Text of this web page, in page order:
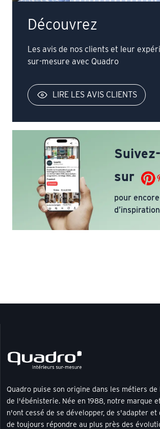
Découvrez
Les avis de nos clients et leur
sur-mesure avec Quadro
LIRE LES AVIS CLIENTS
sur
pour
Quadro puise son origine dans les métiers
de l'ébénisterie. Née en 1988, notre marque
n'ont cessé de se développer, de s'adapter
de toujours répondre au plus près des